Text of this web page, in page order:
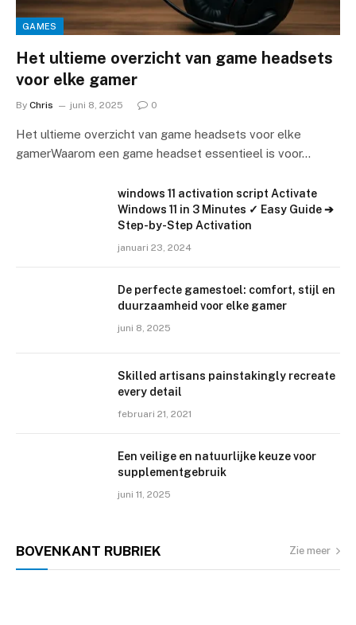
GAMES
Het ultieme overzicht van game headsets
voor elke gamer
By Chris juni 8, 2025 0
Het ultieme overzicht van game headsets voor elke
gamerWaarom een game headset essentieel is voor…
windows 11 activation script Activate
Windows 11 in 3 Minutes ✓ Easy Guide ➔
Step-by-Step Activation
januari 23, 2024
De perfecte gamestoel: comfort, stijl en
duurzaamheid voor elke gamer
juni 8, 2025
Skilled artisans painstakingly recreate
every detail
februari 21, 2021
Een veilige en natuurlijke keuze voor
supplementgebruik
juni 11, 2025
BOVENKANT RUBRIEK Zie meer